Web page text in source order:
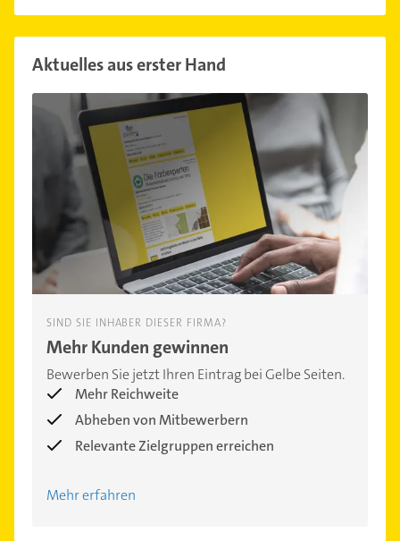
Aktuelles aus erster Hand
SIND SIE INHABER DIESER FIRMA?
Mehr Kunden gewinnen
Bewerben Sie jetzt Ihren Eintrag bei Gelbe Seiten.
Mehr Reichweite
Abheben von Mitbewerbern
Relevante Zielgruppen erreichen
Mehr erfahren